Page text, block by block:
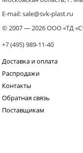
E-mail: sale@svk-plast.ru
© 2007 — 2026 ООО «ТД
+7 (495) 989-11-40
Доставка и оплата
Распродажи
Контакты
Обратная связь
Поставщикам